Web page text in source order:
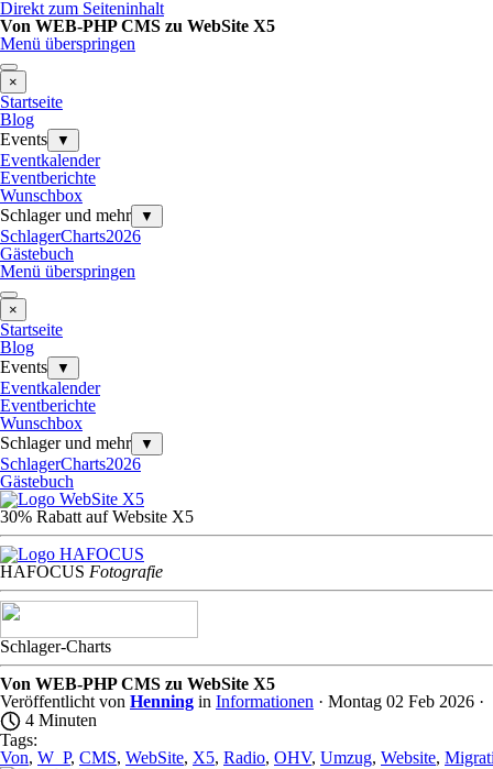
Direkt zum Seiteninhalt
Von WEB-PHP CMS zu WebSite X5
Menü überspringen
×
Startseite
Blog
Events
▼
Eventkalender
Eventberichte
Wunschbox
Schlager und mehr
▼
SchlagerCharts2026
Gästebuch
Menü überspringen
×
Startseite
Blog
Events
▼
Eventkalender
Eventberichte
Wunschbox
Schlager und mehr
▼
SchlagerCharts2026
Gästebuch
30% Rabatt auf Website X5
HAFOCUS Fotografie
Schlager-Charts
Von WEB-PHP CMS zu WebSite X5
Veröffentlicht von Henning in Informationen · Montag 02 Feb 2026 ·
4 Minuten
Tags:
Von, W_P, CMS, WebSite, X5, Radio, OHV, Umzug, Website,